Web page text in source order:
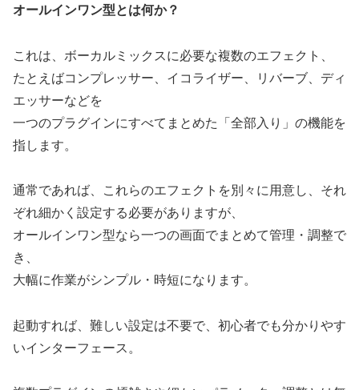
オールインワン型とは何か？
これは、ボーカルミックスに必要な複数のエフェクト、
たとえばコンプレッサー、イコライザー、リバーブ、ディ
エッサーなどを
一つのプラグインにすべてまとめた「全部入り」の機能を
指します。
通常であれば、これらのエフェクトを別々に用意し、それ
ぞれ細かく設定する必要がありますが、
オールインワン型なら一つの画面でまとめて管理・調整で
き、
大幅に作業がシンプル・時短になります。
起動すれば、難しい設定は不要で、初心者でも分かりやす
いインターフェース。